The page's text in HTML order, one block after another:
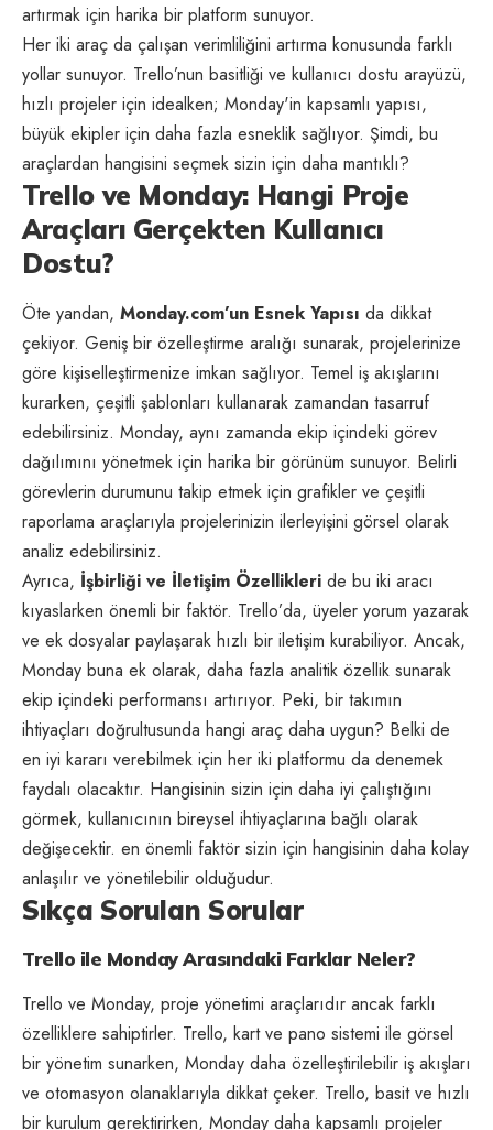
artırmak için harika bir platform sunuyor.
Her iki araç da çalışan verimliliğini artırma konusunda farklı
yollar sunuyor. Trello’nun basitliği ve kullanıcı dostu arayüzü,
hızlı projeler için idealken; Monday'in kapsamlı yapısı,
büyük ekipler için daha fazla esneklik sağlıyor. Şimdi, bu
araçlardan hangisini seçmek sizin için daha mantıklı?
Trello ve Monday: Hangi Proje
Araçları Gerçekten Kullanıcı
Dostu?
Öte yandan, Monday.com’un Esnek Yapısı da dikkat
çekiyor. Geniş bir özelleştirme aralığı sunarak, projelerinize
göre kişiselleştirmenize imkan sağlıyor. Temel iş akışlarını
kurarken, çeşitli şablonları kullanarak zamandan tasarruf
edebilirsiniz. Monday, aynı zamanda ekip içindeki görev
dağılımını yönetmek için harika bir görünüm sunuyor. Belirli
görevlerin durumunu takip etmek için grafikler ve çeşitli
raporlama araçlarıyla projelerinizin ilerleyişini görsel olarak
analiz edebilirsiniz.
Ayrıca, İşbirliği ve İletişim Özellikleri de bu iki aracı
kıyaslarken önemli bir faktör. Trello’da, üyeler yorum yazarak
ve ek dosyalar paylaşarak hızlı bir iletişim kurabiliyor. Ancak,
Monday buna ek olarak, daha fazla analitik özellik sunarak
ekip içindeki performansı artırıyor. Peki, bir takımın
ihtiyaçları doğrultusunda hangi araç daha uygun? Belki de
en iyi kararı verebilmek için her iki platformu da denemek
faydalı olacaktır. Hangisinin sizin için daha iyi çalıştığını
görmek, kullanıcının bireysel ihtiyaçlarına bağlı olarak
değişecektir. en önemli faktör sizin için hangisinin daha kolay
anlaşılır ve yönetilebilir olduğudur.
Sıkça Sorulan Sorular
Trello ile Monday Arasındaki Farklar Neler?
Trello ve Monday, proje yönetimi araçlarıdır ancak farklı
özelliklere sahiptirler. Trello, kart ve pano sistemi ile görsel
bir yönetim sunarken, Monday daha özelleştirilebilir iş akışları
ve otomasyon olanaklarıyla dikkat çeker. Trello, basit ve hızlı
bir kurulum gerektirirken, Monday daha kapsamlı projeler